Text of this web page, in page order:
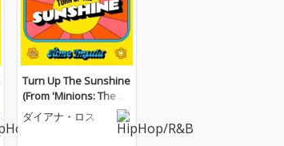
Turn Up The Sunshine
(From 'Minions: The Ri
se of Gru' Soundtrack)
ダイアナ・ロス